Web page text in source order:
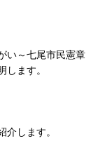
い～七尾市民憲章
します。
介します。